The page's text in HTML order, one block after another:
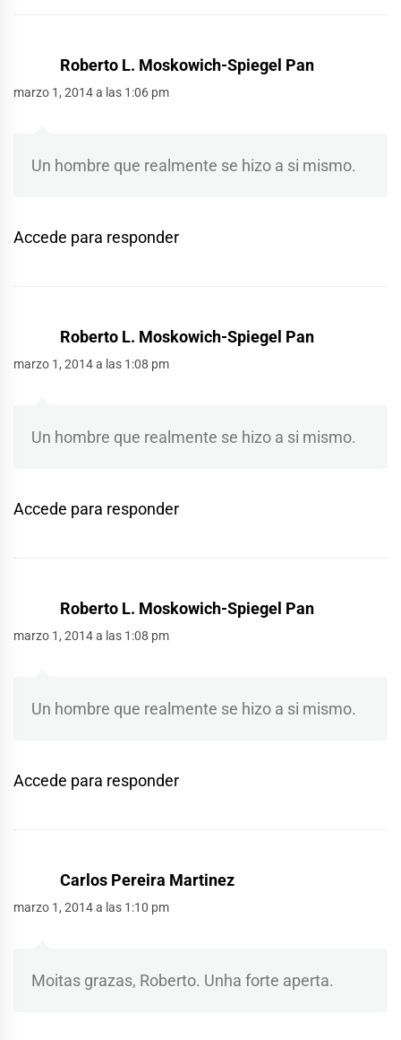
Roberto L. Moskowich-Spiegel Pan
marzo 1, 2014 a las 1:06 pm
Un hombre que realmente se hizo a si mismo.
Accede para responder
Roberto L. Moskowich-Spiegel Pan
marzo 1, 2014 a las 1:08 pm
Un hombre que realmente se hizo a si mismo.
Accede para responder
Roberto L. Moskowich-Spiegel Pan
marzo 1, 2014 a las 1:08 pm
Un hombre que realmente se hizo a si mismo.
Accede para responder
Carlos Pereira Martinez
marzo 1, 2014 a las 1:10 pm
Moitas grazas, Roberto. Unha forte aperta.